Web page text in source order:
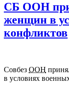
СБ ООН
женщин в
конфликтов
Совбез ООН
в условиях